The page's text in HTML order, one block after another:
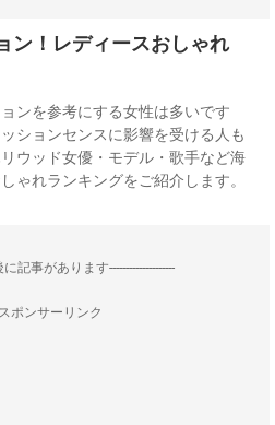
ン！レディースおしゃれ
ンを参考にする女性は多いです
ションセンスに影響を受ける人も
ウッド女優・モデル・歌手など海
ゃれランキングをご紹介します。
に記事があります--------------------
ポンサーリンク